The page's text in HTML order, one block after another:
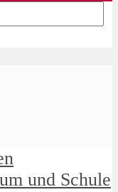
und Schule